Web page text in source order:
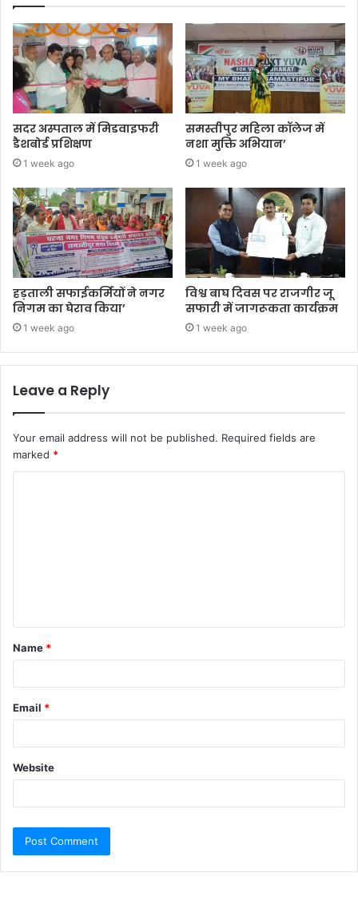
सदर अस्पताल में मिडवाइफरी
डैशबोर्ड प्रशिक्षण
1 week ago
समस्तीपुर महिला कॉलेज में
नशा मुक्ति अभियान’
1 week ago
हड़ताली सफाईकर्मियों ने नगर
निगम का घेराव किया’
1 week ago
विश्व बाघ दिवस पर राजगीर जू
सफारी में जागरूकता कार्यक्रम
1 week ago
Leave a Reply
Your email address will not be published. Required fields are
marked *
Name *
Email *
Website